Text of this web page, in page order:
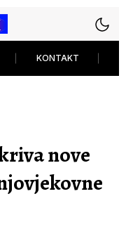
KONTAKT
nove